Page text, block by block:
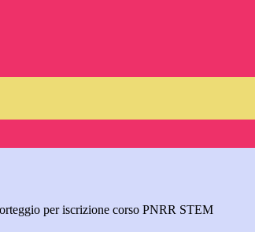
per iscrizione corso PNRR STEM